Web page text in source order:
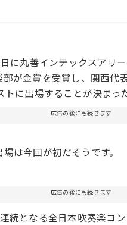
に丸善インテックスアリ
が金賞を受賞し、関西代
に出場することが決まっ
広告の後にも続きます
は今回が初だそうです。
広告の後にも続きます
続となる全日本吹奏楽コ